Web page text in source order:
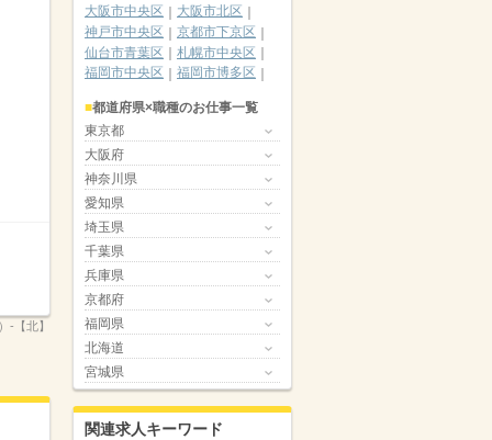
-【北】
大阪市中央区
大阪市北区
神戸市中央区
京都市下京区
仙台市青葉区
札幌市中央区
福岡市中央区
福岡市博多区
都道府県×職種のお仕事一覧
東京都
大阪府
神奈川県
愛知県
埼玉県
千葉県
兵庫県
京都府
福岡県
北海道
宮城県
関連求人キーワード